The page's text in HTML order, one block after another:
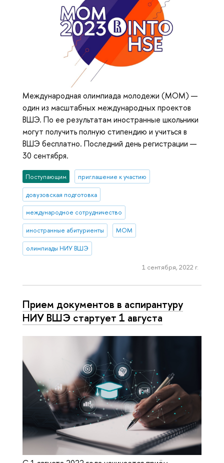
Международная олимпиада молодежи (МОМ) —
один из масштабных международных проектов
ВШЭ. По ее результатам иностранные школьники
могут получить полную стипендию и учиться в
ВШЭ бесплатно. Последний день регистрации —
30 сентября.
Поступающим приглашение к участию
довузовская подготовка
международное сотрудничество
иностранные абитуриенты МОМ
олимпиады НИУ ВШЭ
1 сентября, 2022 г.
Прием документов в аспирантуру
НИУ ВШЭ стартует 1 августа